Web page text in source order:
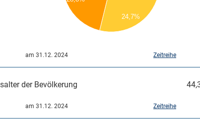
24,7%
am 31.12. 2024 Zeitreihe
der Bevölkerung
am 31.12. 2024 Zeitreihe